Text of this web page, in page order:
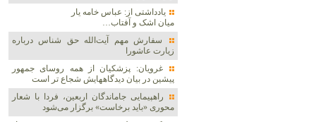
یادداشتی از: عباس خامه یار
میان اشک و آفتاب…
سفارش مهم آیت‌الله حق شناس درباره
زیارت عاشورا
غرویان: پزشکیان از همه روسای جمهور
پیشین در بیان دیدگاههایش شجاع تر است
راهپیمایی جاماندگان اربعین، فردا با شعار
محوری «باید برخاست» برگزار می‌شود